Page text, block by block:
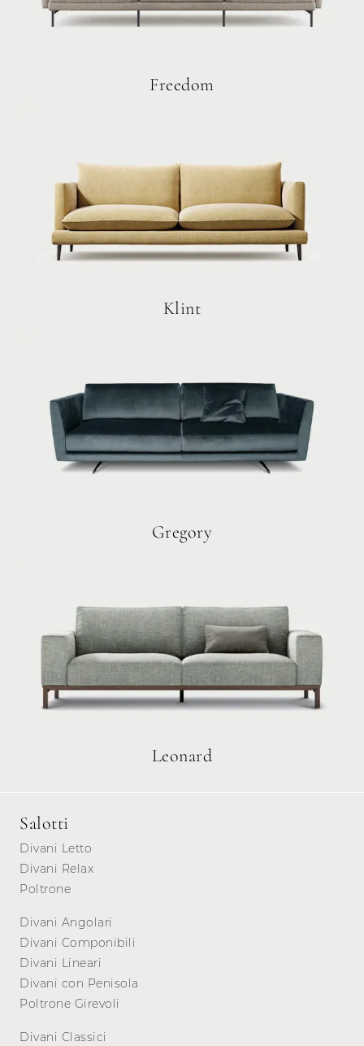
Freedom
Klint
Gregory
Leonard
Salotti
Divani Letto
Divani Relax
Poltrone
Divani Angolari
Divani Componibili
Divani Lineari
Divani con Penisola
Poltrone Girevoli
Divani Classici